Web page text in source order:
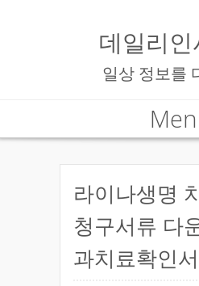
데일리
일상 정보를
라이나생명
청구서류 다
과치료확인